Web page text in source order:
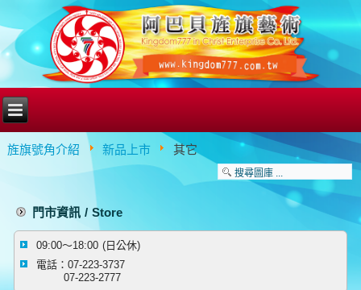
門市資訊 / Store
09:00～18:00 (日公休)
電話：07-223-3737
07-223-2777
旌旗號角介紹 新品上市 其它